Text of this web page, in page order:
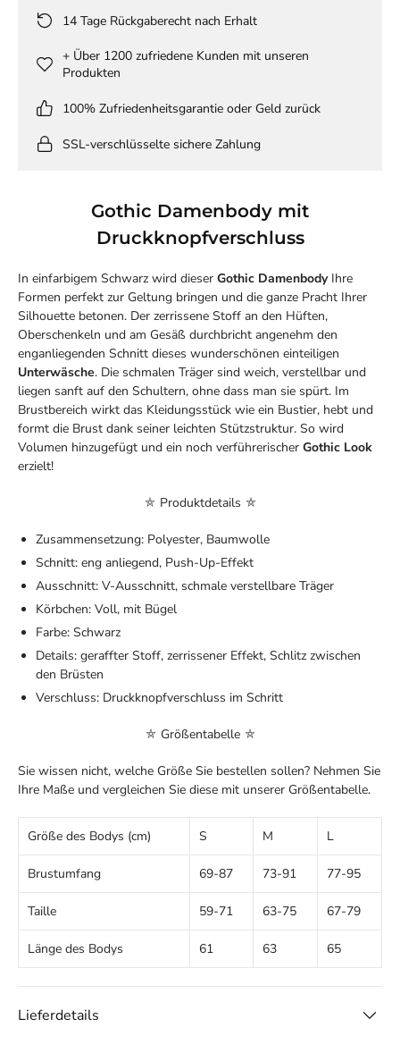
14 Tage Rückgaberecht nach Erhalt
+ Über 1200 zufriedene Kunden mit unseren
Produkten
100% Zufriedenheitsgarantie oder Geld zurück
SSL-verschlüsselte sichere Zahlung
Gothic Damenbody mit
Druckknopfverschluss
In einfarbigem Schwarz wird dieser Gothic DamenbodyIhre
Formen perfekt zur Geltung bringen und die ganze Pracht Ihrer
Silhouette betonen. Der zerrissene Stoff an den Hüften,
Oberschenkeln und am Gesäß durchbricht angenehm den
enganliegenden Schnitt dieses wunderschönen einteiligen
Unterwäsche. Die schmalen Träger sind weich, verstellbar und
liegen sanft auf den Schultern, ohne dass man sie spürt. Im
Brustbereich wirkt das Kleidungsstück wie ein Bustier, hebt und
formt die Brust dank seiner leichten Stützstruktur. So wird
Volumen hinzugefügt und ein noch verführerischer Gothic Look
erzielt!
⛤ Produktdetails ⛤
Zusammensetzung: Polyester, Baumwolle
Schnitt: eng anliegend, Push-Up-Effekt
Ausschnitt: V-Ausschnitt, schmale verstellbare Träger
Körbchen: Voll, mit Bügel
Farbe: Schwarz
Details: geraffter Stoff, zerrissener Effekt, Schlitz zwischen
den Brüsten
Verschluss: Druckknopfverschluss im Schritt
⛤ Größentabelle ⛤
Sie wissen nicht, welche Größe Sie bestellen sollen? Nehmen Sie
Ihre Maße und vergleichen Sie diese mit unserer Größentabelle.
Größe des Bodys (cm) S M L
Brustumfang 69-87 73-91 77-95
Taille 59-71 63-75 67-79
Länge des Bodys 61 63 65
Lieferdetails